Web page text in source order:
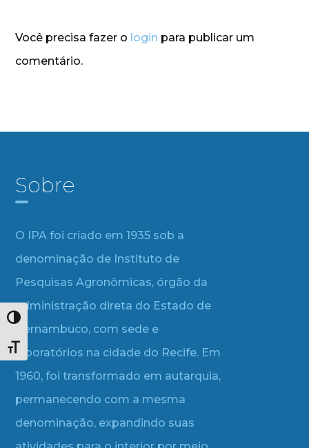
Alternar alto contraste
Alternar tamanho da fonte
Você precisa fazer o login para publicar um
comentário.
Sobre
O IPA foi criado em 1935 sob a
denominação de Instituto de
Pesquisas Agronômicas, órgão da
administração direta do Estado de
Pernambuco, com sede e
laboratórios na cidade do Recife. Em
1960, foi transformado em autarquia,
permanecendo com a mesma
denominação, expandindo suas